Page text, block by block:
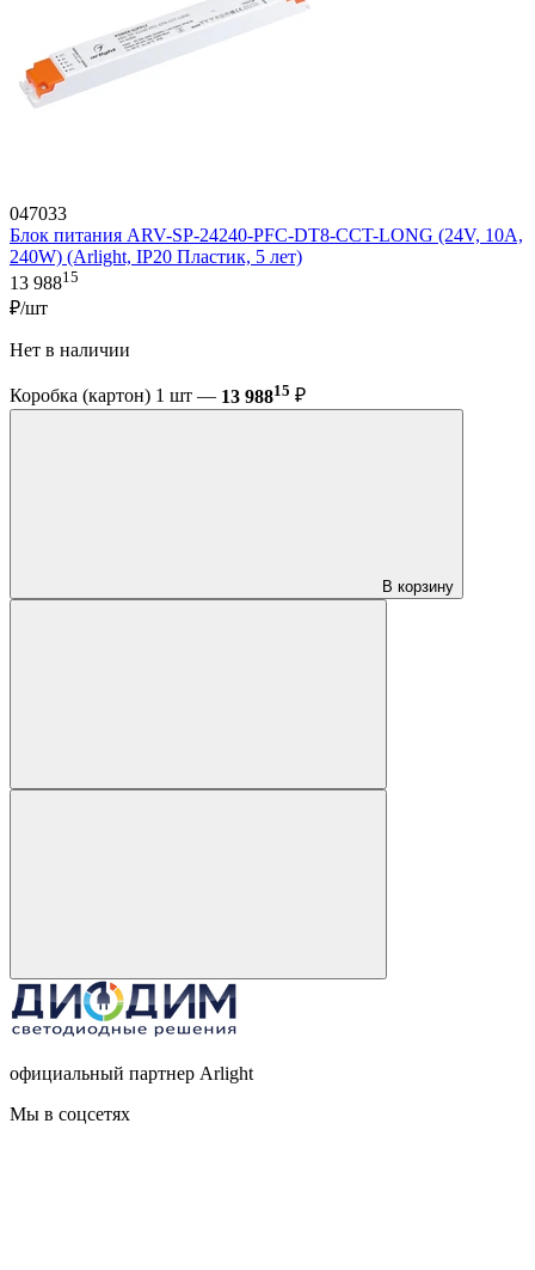
047033
Блок питания ARV-SP-24240-PFC-DT8-CCT-LONG (24V, 10A,
240W) (Arlight, IP20 Пластик, 5 лет)
13 98815
₽/шт
Нет в наличии
Коробка (картон) 1 шт — 13 98815 ₽
В корзину
официальный партнер Arlight
Мы в соцсетях